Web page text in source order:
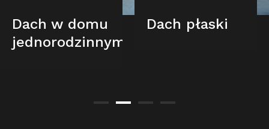
Dach w domu
jednorodzinnym
Dach płaski